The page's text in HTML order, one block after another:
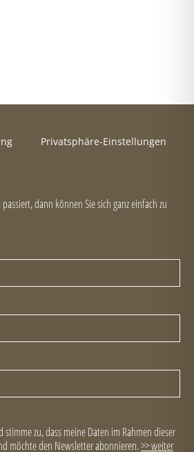
Privatsphäre-Einstellungen
dann können Sie sich ganz einfach zu
zu, dass meine Daten im Rahmen dieser
möchte den Newsletter abonnieren.>> weiter